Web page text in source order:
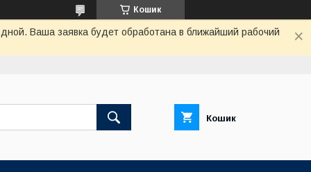
Кошик
Ваша заявка будет обработана в ближайший рабочий
Кошик